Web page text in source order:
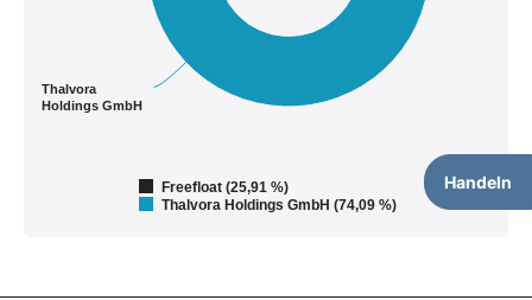
Handeln
Thalvora
Holdings GmbH
Freefloat (25,91 %)
Thalvora Holdings GmbH (74,09 %)